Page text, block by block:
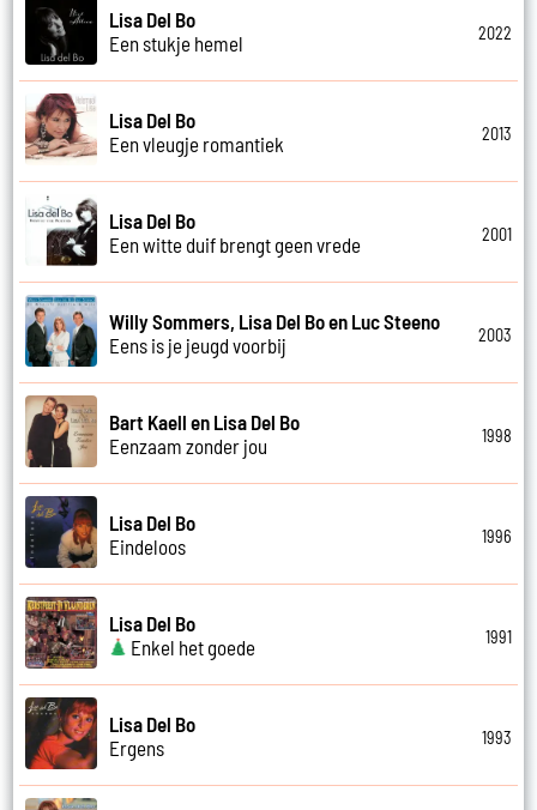
Lisa Del Bo
Een stukje hemel
2022
Lisa Del Bo
Een vleugje romantiek
2013
Lisa Del Bo
Een witte duif brengt geen vrede
2001
Willy Sommers, Lisa Del Bo en Luc Steeno
Eens is je jeugd voorbij
2003
Bart Kaell en Lisa Del Bo
Eenzaam zonder jou
1998
Lisa Del Bo
Eindeloos
1996
Lisa Del Bo
Enkel het goede
1991
Lisa Del Bo
Ergens
1993